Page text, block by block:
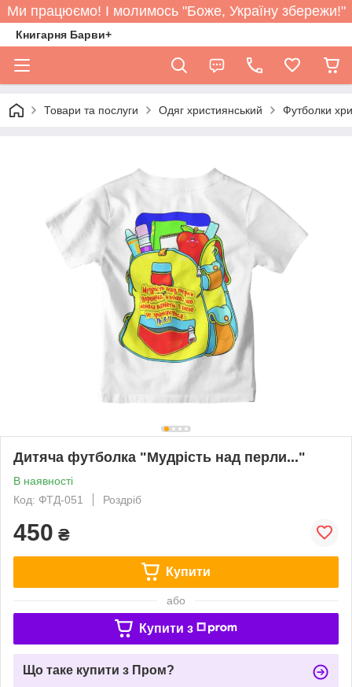
Ми працюємо! І молимось "Боже, Україну збережи!"
Книгарня Барви+
Товари та послуги Одяг християнський Футболки
Дитяча футболка "Мудрість над перли..."
В наявності
Код: ФТД-051
Роздріб
450 ₴
Купити
або
Купити з
Що таке купити з Пром?